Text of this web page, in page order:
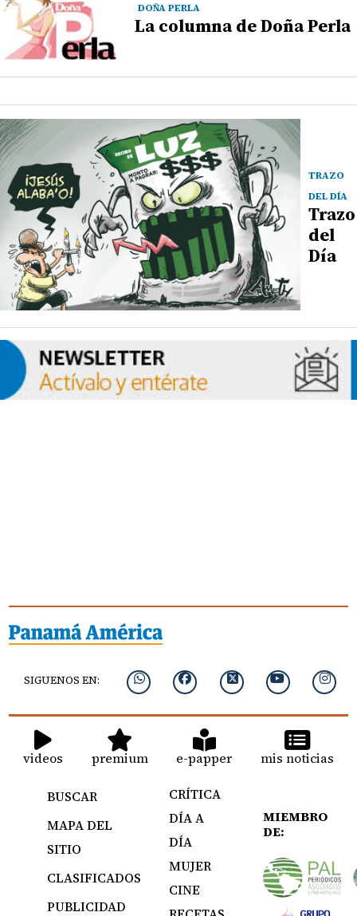
DOÑA PERLA
La columna de Doña Perla
TRAZO
DEL DÍA
Trazo
del
Día
SIGUENOS EN:
videos premium e-papper mis noticias
BUSCAR
MAPA DEL
SITIO
CLASIFICADOS
PUBLICIDAD
CRÍTICA
DÍA A
DÍA
MUJER
CINE
MIEMBRO
DE: